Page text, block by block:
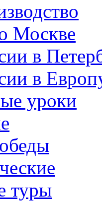
Москве
в
в
уроки
туры